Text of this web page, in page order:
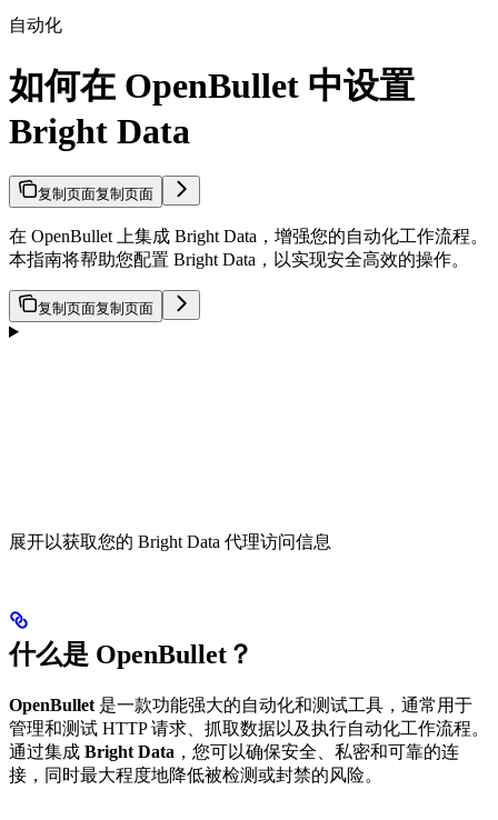
自动化
如何在 OpenBullet 中设置
Bright Data
复制页面复制页面
在 OpenBullet 上集成 Bright Data，增强您的自动化工作流程。
本指南将帮助您配置 Bright Data，以实现安全高效的操作。
复制页面复制页面
展开以获取您的 Bright Data 代理访问信息
什么是 OpenBullet？
OpenBullet 是一款功能强大的自动化和测试工具，通常用于
管理和测试 HTTP 请求、抓取数据以及执行自动化工作流程。
通过集成 Bright Data ，您可以确保安全、私密和可靠的连
接，同时最大程度地降低被检测或封禁的风险。